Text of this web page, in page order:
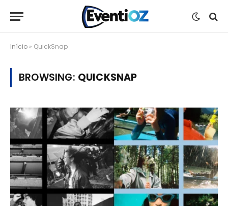
Início » QuickSnap
BROWSING: QUICKSNAP